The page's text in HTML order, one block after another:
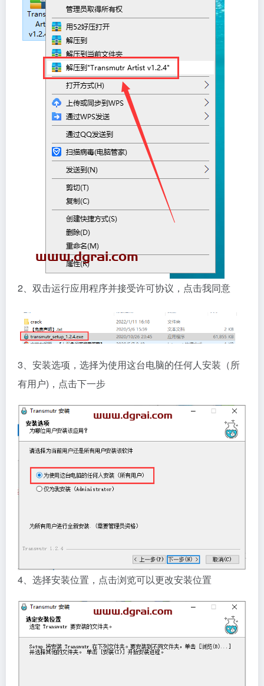
2、双击运行应用程序并接受许可协议，点击我同意
3、安装选项，选择为使用这台电脑的任何人安装（所
有用户)，点击下一步
4、选择安装位置，点击浏览可以更改安装位置